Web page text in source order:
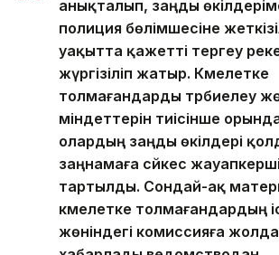
анықталып, заңды
полиция бөлімшесіне
уақытта қажетті тергеу
жүргізіліп жатыр. Кәмелетке
толмағандарды тәрбиелеу
міндеттерін тиісінше
олардың заңды өкілдері
заңнамаға сәйкес
тартылды. Сондай-ақ
кәмелетке толмағандардың
жөніндегі комиссияға